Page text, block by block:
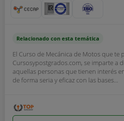
Relacionado con esta temática
El Curso de Mecánica de Motos que te
Cursosypostgrados.com, se imparte a
aquellas personas que tienen interés
de forma seria y eficaz con las bases...